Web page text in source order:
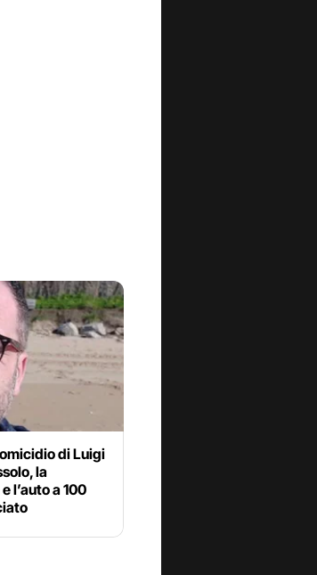
di Luigi
la
l’auto a 100